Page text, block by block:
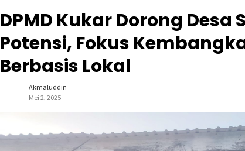
DPMD Kukar Dorong Desa
Potensi, Fokus
Berbasis Lokal
Akmaluddin
Mei 2, 2025